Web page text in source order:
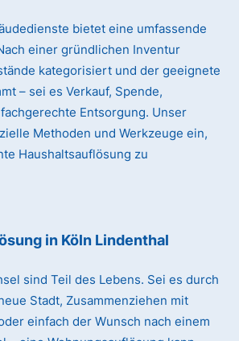
bietet eine umfassende
einer gründlichen Inventur
kategorisiert und der geeignete
– sei es Verkauf, Spende,
Entsorgung. Unser
Methoden und Werkzeuge ein,
Haushaltsauflösung zu
in Köln Lindenthal
sind Teil des Lebens. Sei es durch
Stadt, Zusammenziehen mit
einfach der Wunsch nach einem